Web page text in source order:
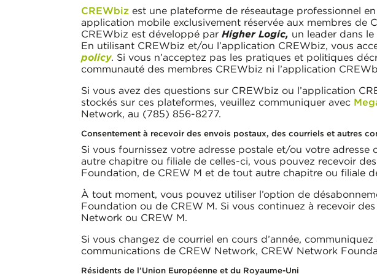
CREWbiz est une plateforme de réseautage professionnel
application mobile exclusivement réservée aux membres de
CREWbiz est développé par Higher Logic, un leader dans
En utilisant CREWbiz et/ou l’application CREWbiz, vous
policy. Si vous n’acceptez pas les pratiques et politiques
communauté des membres CREWbiz ni l’application
Si vous avez des questions sur CREWbiz ou l’application
stockés sur ces plateformes, veuillez communiquer avec
Network, au (785) 856-8277.
Consentement à recevoir des envois postaux, des courriels et autres
Si vous fournissez votre adresse postale et/ou votre
autre chapitre ou filiale de celles-ci, vous pouvez recevoir
Foundation, de CREW M et de tout autre chapitre ou filiale
À tout moment, vous pouvez utiliser l’option de
Foundation ou de CREW M. Si vous continuez à recevoir
Network ou CREW M.
Si vous changez de courriel en cours d’année,
communications de CREW Network, CREW Network
Résidents de l’Union Européenne et du Royaume-Uni